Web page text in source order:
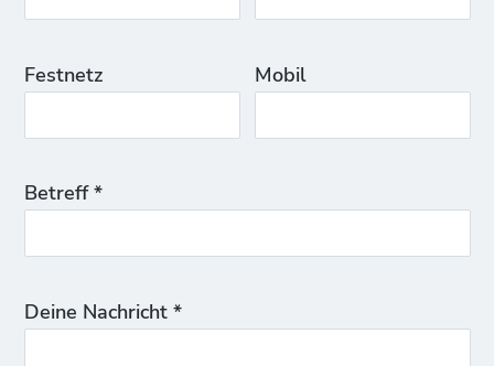
Festnetz Mobil
Betreff *
Deine Nachricht *